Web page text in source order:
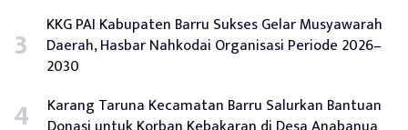
KKG PAI Kabupaten Barru Sukses Gelar Musyawarah
Daerah, Hasbar Nahkodai Organisasi Periode 2026–
2030
Karang Taruna Kecamatan Barru Salurkan Bantuan